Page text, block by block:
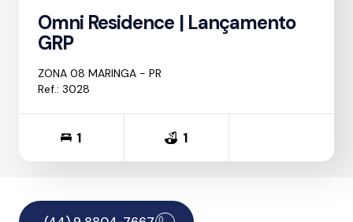
Omni Residence | Lançamento
GRP
ZONA 08 MARINGA - PR
Ref.: 3028
1 1